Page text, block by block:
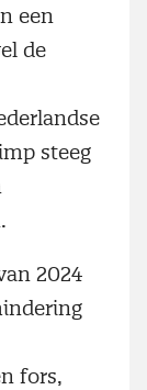
een
de
steeg
2024
fors,